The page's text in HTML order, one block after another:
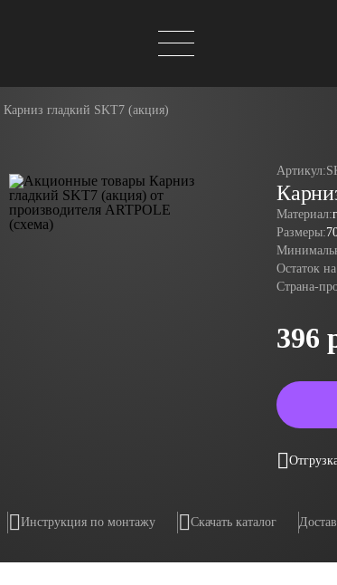
Карниз гладкий SKT7 (акция)
Артикул:
Материал:
Размеры:
Остаток
Страна-
396
Инструкция по монтажу Скачать каталог